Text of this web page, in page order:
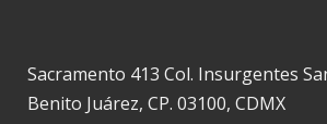
Sacramento 413 Col. Insurgentes
Benito Juárez, CP. 03100, CDMX